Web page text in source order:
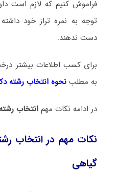
فراموش کنیم که لازم است
توجه به نمره تراز خود
دست ندهند.
برای کسب اطلاعات بیشتر
به مطلب نحوه انتخاب رشته
در ادامه نکات مهم انتخاب
نکات مهم در انتخاب
گیاهی